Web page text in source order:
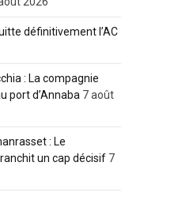
définitivement l’AC
: La compagnie
port d’Annaba 7 août
: Le
un cap décisif 7